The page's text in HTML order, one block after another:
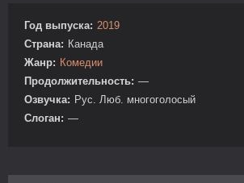
Год выпуска: 2019
Страна: Канада
Жанр: Комедии
Продолжительность: —
Озвучка: Рус. Люб. многоголосый
Слоган: —